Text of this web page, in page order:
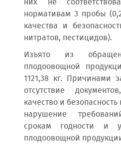
нормативам 3 пробы
качества и
нитратов, пестицидов).
Изъято из
плодоовощной
1121,38 кг. Причинами
отсутствие
качество и
нарушение
срокам годности и
плодоовощной